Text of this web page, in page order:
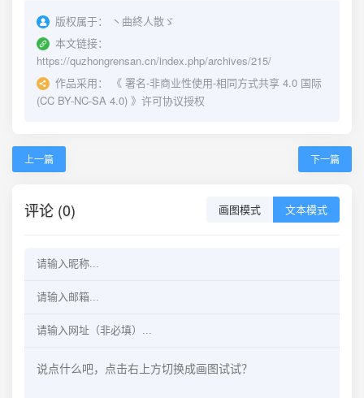
版权属于：
丶曲終人散ゞ
本文链接：
https://quzhongrensan.cn/index.php/archives/215/
作品采用：
《 署名-非商业性使用-相同方式共享 4.0 国际
(CC BY-NC-SA 4.0) 》许可协议授权
上一篇 下一篇
评论 (0) 画图模式 文本模式